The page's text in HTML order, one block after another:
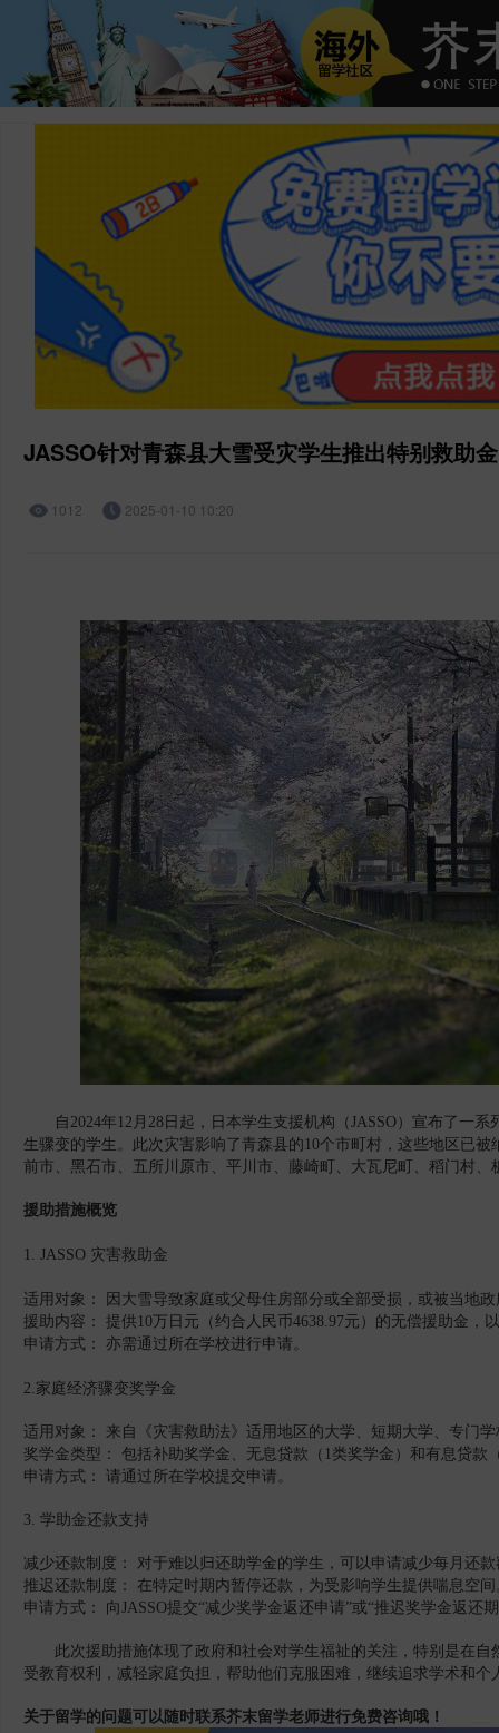
JASSO针对青森县大雪受灾学生推出特别救助
1012 2025-01-10 10:20
自2024年12月28日起，日本学生支援机构（JASSO）宣布了一
生骤变的学生。此次灾害影响了青森县的10个市町村，这些地区已
前市、黑石市、五所川原市、平川市、藤崎町、大瓦尼町、稻门村、
援助措施概览
1. JASSO 灾害救助金
适用对象： 因大雪导致家庭或父母住房部分或全部受损，或被当地
援助内容： 提供10万日元（约合人民币4638.97元）的无偿援助金，
申请方式： 亦需通过所在学校进行申请。
2.家庭经济骤变奖学金
适用对象： 来自《灾害救助法》适用地区的大学、短期大学、专门
奖学金类型： 包括补助奖学金、无息贷款（1类奖学金）和有息贷款
申请方式： 请通过所在学校提交申请。
3. 学助金还款支持
减少还款制度： 对于难以归还助学金的学生，可以申请减少每月还
推迟还款制度： 在特定时期内暂停还款，为受影响学生提供喘息空间
申请方式： 向JASSO提交“减少奖学金返还申请”或“推迟奖学金返还
此次援助措施体现了政府和社会对学生福祉的关注，特别是在自
受教育权利，减轻家庭负担，帮助他们克服困难，继续追求学术和个
关于留学的问题可以随时联系芥末留学老师进行免费咨询哦！